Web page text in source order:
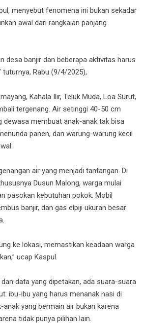
menyebut fenomena ini bukan sekadar
awal dari rangkaian panjang
desa banjir dan beberapa aktivitas harus
tuturnya, Rabu (9/4/2025),
Kahala Ilir, Teluk Muda, Loa Surut,
tergenang. Air setinggi 40-50 cm
dewasa membuat anak-anak tak bisa
panen, dan warung-warung kecil
air yang menjadi tantangan. Di
Dusun Malong, warga mulai
pasokan kebutuhan pokok. Mobil
banjir, dan gas elpiji ukuran besar
ke lokasi, memastikan keadaan warga
ucap Kaspul.
data yang dipetakan, ada suara-suara
ibu-ibu yang harus menanak nasi di
anak yang bermain air bukan karena
tidak punya pilihan lain.